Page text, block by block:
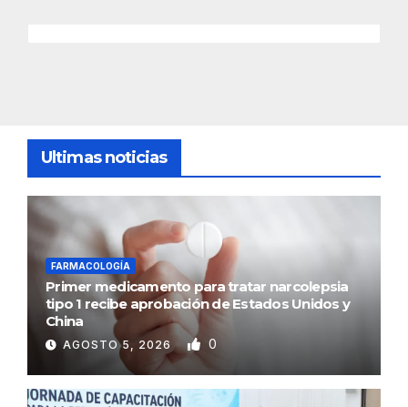
Ultimas noticias
FARMACOLOGÍA
Primer medicamento para tratar narcolepsia
tipo 1 recibe aprobación de Estados Unidos y
China
AGOSTO 5, 2026 0